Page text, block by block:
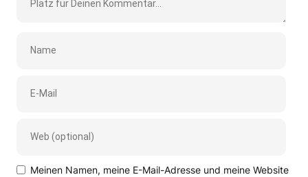
Meinen Namen, meine E-Mail-Adresse und meine Website